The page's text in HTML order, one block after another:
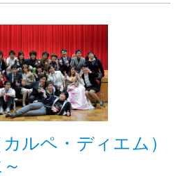
ルペ・ディエム）